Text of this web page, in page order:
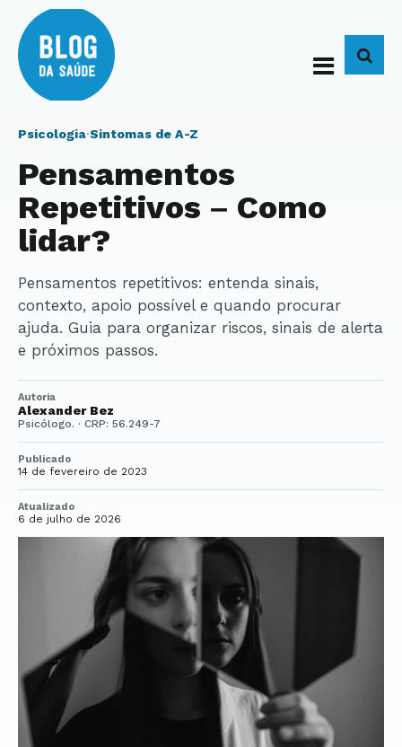
Psicologia·Sintomas de A-Z
Pensamentos
Repetitivos – Como
lidar?
Pensamentos repetitivos: entenda sinais,
contexto, apoio possível e quando procurar
ajuda. Guia para organizar riscos, sinais de alerta
e próximos passos.
Autoria
Alexander Bez
Psicólogo. · CRP: 56.249-7
Publicado
14 de fevereiro de 2023
Atualizado
6 de julho de 2026